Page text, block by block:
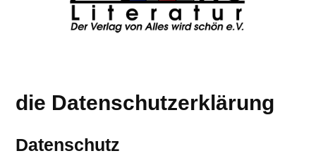
die Datenschutzerklärung
Datenschutz